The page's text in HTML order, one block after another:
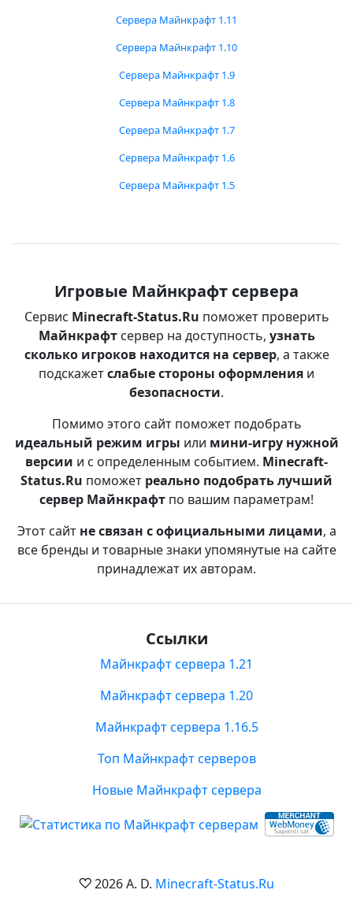
Сервера Майнкрафт 1.11
Сервера Майнкрафт 1.10
Сервера Майнкрафт 1.9
Сервера Майнкрафт 1.8
Сервера Майнкрафт 1.7
Сервера Майнкрафт 1.6
Сервера Майнкрафт 1.5
Игровые Майнкрафт сервера
Сервис Minecraft-Status.Ru поможет проверить
Майнкрафтсервер на доступность, узнать
сколько игроков находится на сервер, а также
подскажетслабые стороны оформления и
безопасности.
Помимо этого сайт поможет подобрать
идеальный режим игры или мини-игру нужной
версии и с определенным событием. Minecraft-
Status.Ru поможет реально подобрать лучший
сервер Майнкрафт по вашим параметрам!
Этот сайт не связан с официальными лицами, а
все бренды и товарные знаки упомянутые на сайте
принадлежат их авторам.
Ссылки
Майнкрафт сервера 1.21
Майнкрафт сервера 1.20
Майнкрафт сервера 1.16.5
Топ Майнкрафт серверов
Новые Майнкрафт сервера
2026 A. D. Minecraft-Status.Ru